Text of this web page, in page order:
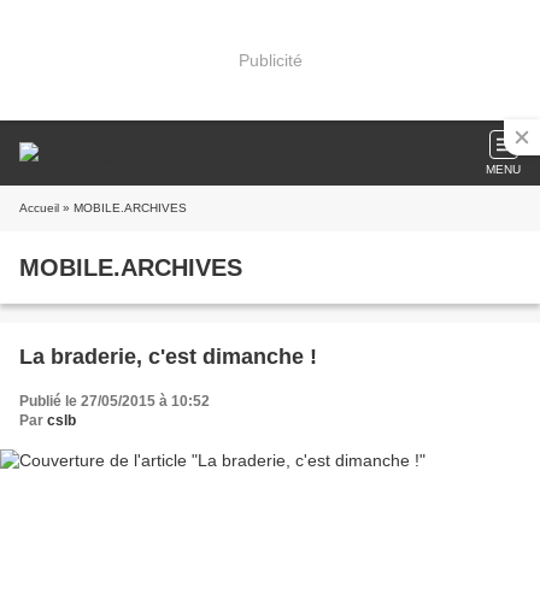
Publicité
MENU
Accueil » MOBILE.ARCHIVES
MOBILE.ARCHIVES
La braderie, c'est dimanche !
Publié le 27/05/2015 à 10:52
Par cslb